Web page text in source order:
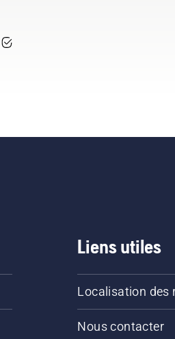
Liens utiles
Localisation des
Nous contacter